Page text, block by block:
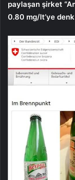
paylaşan şirket
0.80 mg/lt’ye